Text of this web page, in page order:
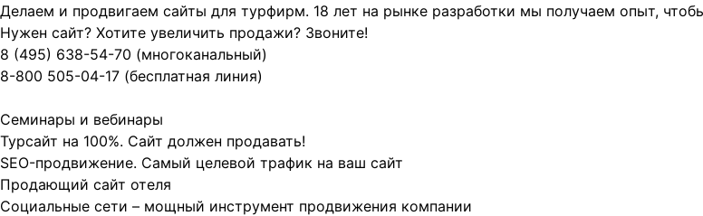
Делаем и продвигаем сайты для турфирм. 18 лет на рынке разработки мы получаем опыт,
Нужен сайт? Хотите увеличить продажи? Звоните!
8 (495) 638-54-70 (многоканальный)
8-800 505-04-17 (бесплатная линия)
Семинары и вебинары
Турсайт на 100%. Сайт должен продавать!
SEO-продвижение. Самый целевой трафик на ваш сайт
Продающий сайт отеля
Социальные сети – мощный инструмент продвижения компании